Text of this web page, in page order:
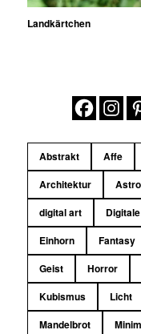
Landkärtchen
Abstrakt Affe
Architektur
digital art
Einhorn
Fantasy
Geist
Horror
Kubismus
Licht
Mandelbrot